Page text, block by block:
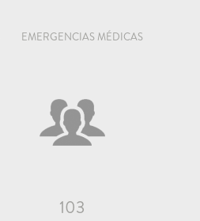
EMERGENCIAS MÉDICAS
103